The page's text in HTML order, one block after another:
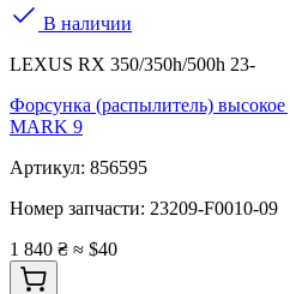
В наличии
LEXUS RX 350/350h/500h 23-
Форсунка (распылитель)
MARK 9
Артикул: 856595
Номер запчасти: 23209-F0010-09
1 840 ₴ ≈ $40